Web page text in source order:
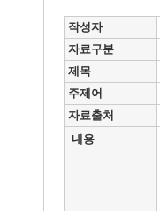
작성자
자료구분
제목
주제어
자료출처
내용